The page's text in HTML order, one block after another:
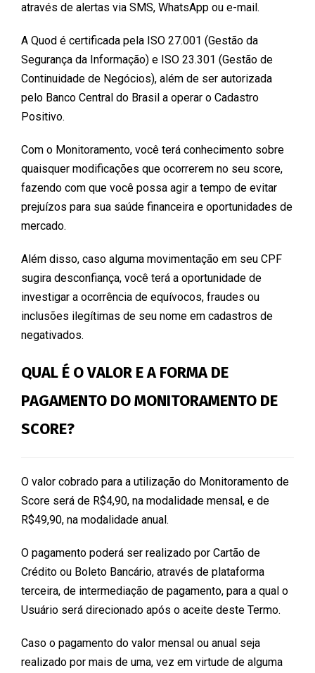
através de alertas via SMS, WhatsApp ou e-mail.
A Quod é certificada pela ISO 27.001 (Gestão da
Segurança da Informação) e ISO 23.301 (Gestão de
Continuidade de Negócios), além de ser autorizada
pelo Banco Central do Brasil a operar o Cadastro
Positivo.
Com o Monitoramento, você terá conhecimento sobre
quaisquer modificações que ocorrerem no seu score,
fazendo com que você possa agir a tempo de evitar
prejuízos para sua saúde financeira e oportunidades de
mercado.
Além disso, caso alguma movimentação em seu CPF
sugira desconfiança, você terá a oportunidade de
investigar a ocorrência de equívocos, fraudes ou
inclusões ilegítimas de seu nome em cadastros de
negativados.
QUAL É O VALOR E A FORMA DE
PAGAMENTO DO MONITORAMENTO DE
SCORE?
O valor cobrado para a utilização do Monitoramento de
Score será de R$4,90, na modalidade mensal, e de
R$49,90, na modalidade anual.
O pagamento poderá ser realizado por Cartão de
Crédito ou Boleto Bancário, através de plataforma
terceira, de intermediação de pagamento, para a qual o
Usuário será direcionado após o aceite deste Termo.
Caso o pagamento do valor mensal ou anual seja
realizado por mais de uma, vez em virtude de alguma